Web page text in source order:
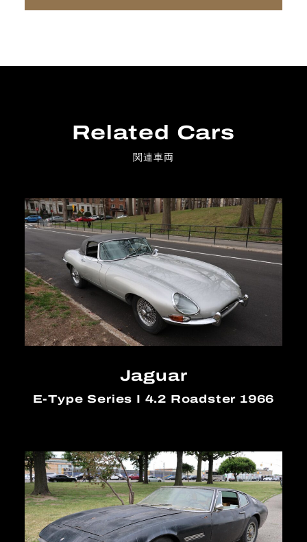
Related Cars
関連車両
Jaguar
E-Type Series I 4.2 Roadster 1966